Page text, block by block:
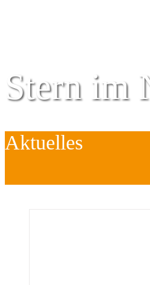
Stern im
Zentrum
Aktuelles